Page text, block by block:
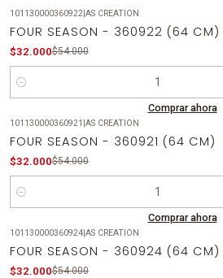
101130000360922|AS CREATION
FOUR SEASON - 360922 (64 CM)
$32.000$54.000
Cantidad
Comprar ahora
101130000360921 |AS CREATION
FOUR SEASON - 360921 (64 CM)
$32.000$54.000
Cantidad
Comprar ahora
101130000360924|AS CREATION
FOUR SEASON - 360924 (64 CM)
$32.000$54.000